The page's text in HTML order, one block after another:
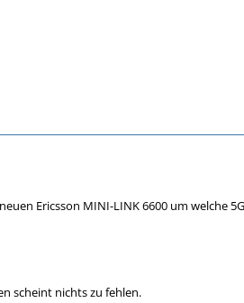
Ericsson MINI-LINK 6600 um welche
scheint nichts zu fehlen.